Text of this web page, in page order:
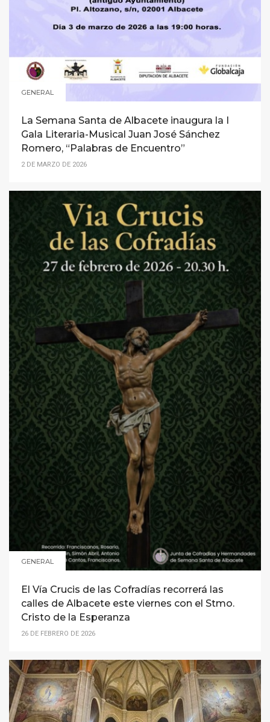
GENERAL
La Semana Santa de Albacete inaugura la I
Gala Literaria-Musical Juan José Sánchez
Romero, “Palabras de Encuentro”
2 DE MARZO DE 2026
GENERAL
El Vía Crucis de las Cofradías recorrerá las
calles de Albacete este viernes con el Stmo.
Cristo de la Esperanza
26 DE FEBRERO DE 2026